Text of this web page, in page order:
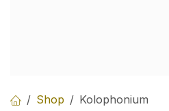
Shop Kolophonium